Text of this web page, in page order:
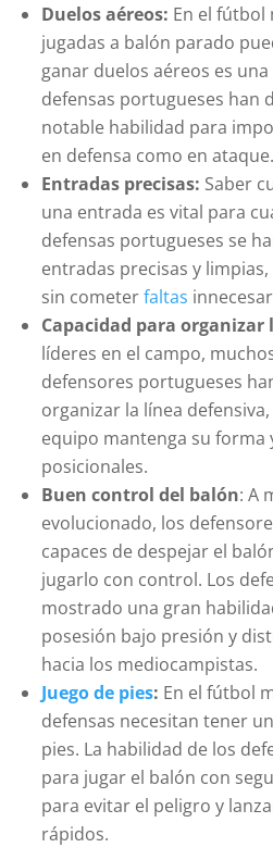
Duelos aéreos: En el fútbol
jugadas a balón parado
ganar duelos aéreos es
defensas portugueses han
notable habilidad para
en defensa como en ataque.
Entradas precisas: Saber
una entrada es vital para
defensas portugueses se
entradas precisas y
sin cometerfaltas
Capacidad para organizar
líderes en el campo,
defensores portugueses
organizar la línea
equipo mantenga su forma
posicionales.
Buen control del balón: A
evolucionado, los
capaces de despejar el
jugarlo con control. Los
mostrado una gran
posesión bajo presión y
hacia los mediocampistas.
Juego de pies: En el fútbol
defensas necesitan tener
pies. La habilidad de los
para jugar el balón con
para evitar el peligro y
rápidos.